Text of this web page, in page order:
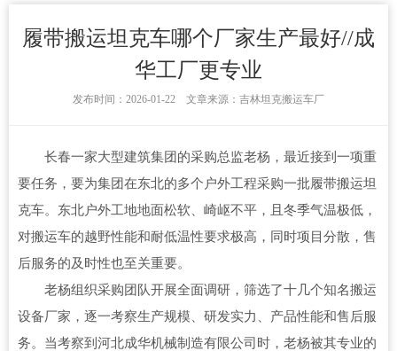
履带搬运坦克车哪个厂家生产最好//成
华工厂更专业
发布时间：2026-01-22 文章来源：吉林坦克搬运车厂
长春一家大型建筑集团的采购总监老杨，最近接到一项重
要任务，要为集团在东北的多个户外工程采购一批履带搬运坦
克车。东北户外工地地面松软、崎岖不平，且冬季气温极低，
对搬运车的越野性能和耐低温性要求极高，同时项目分散，售
后服务的及时性也至关重要。
老杨组织采购团队开展全面调研，筛选了十几个知名搬运
设备厂家，逐一考察生产规模、研发实力、产品性能和售后服
务。当考察到河北成华机械制造有限公司时，老杨被其专业的